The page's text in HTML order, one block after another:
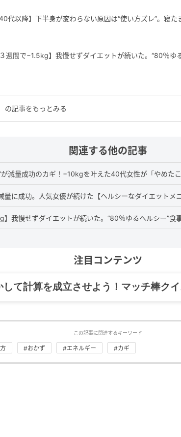
40代以降】下半身が変わらない原因は“使い方ズレ”。寝
３週間で−1.5kg】我慢せずダイエットが続いた。“80％ゆ
の記事をもっとみる
関連する他の記事
が減量成功のカギ！−10kgを叶えた40代女性が「やめた
量に成功。人気女優が続けた【ヘルシーなダイエットメニ
】我慢せずダイエットが続いた。“80％ゆるヘルシー”食
注目コンテンツ
グ、子育て、旅行記……全部、読めま
この記事に関連するキーワード
#おかず #エネルギー #カギ